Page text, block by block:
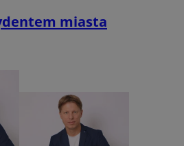
miasta